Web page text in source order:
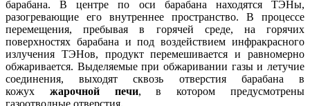
барабана. В центре по оси барабана находятся ТЭНы,
разогревающие его внутреннее пространство. В процессе
перемещения, пребывая в горячей среде, на горячих
поверхностях барабана и под воздействием инфракрасного
излучения ТЭНов, продукт перемешивается и равномерно
обжаривается. Выделяемые при обжаривании газы и летучие
соединения, выходят сквозь отверстия барабана в
кожух жарочной печи, в котором предусмотрены
газоотводные отверстия.